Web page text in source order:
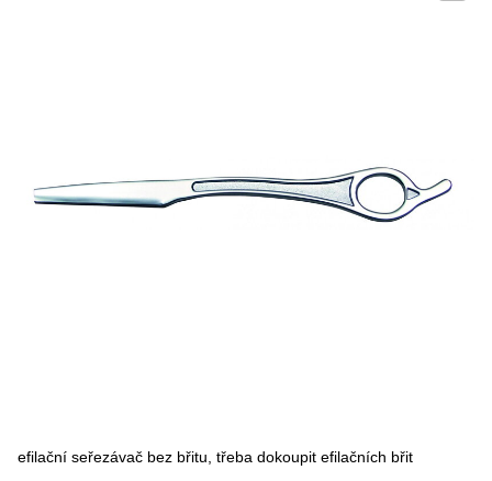
efilační seřezávač bez břitu, třeba dokoupit efilačních břit